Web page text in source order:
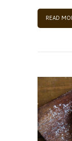
READ